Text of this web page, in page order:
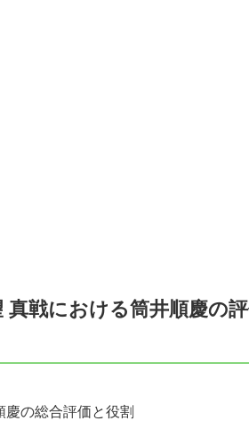
真戦における筒井順慶の
慶の総合評価と役割